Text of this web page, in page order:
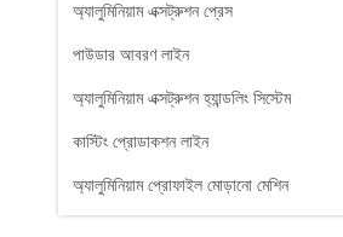
অ্যালুমিনিয়াম এক্সট্রুশন প্রেস
পাউডার আবরণ লাইন
অ্যালুমিনিয়াম এক্সট্রুশন হ্যান্ডলিং সিস্টেম
কাস্টিং প্রোডাকশন লাইন
অ্যালুমিনিয়াম প্রোফাইল মোড়ানো মেশিন